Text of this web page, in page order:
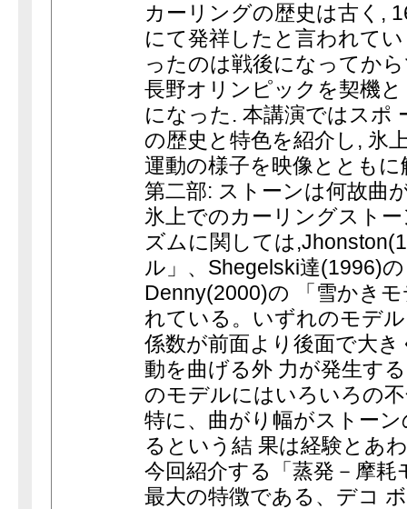
カーリングの歴史は古く,
にて発祥したと言われて
ったのは戦後になってか
長野オリンピックを契機
になった. 本講演ではスポ
の歴史と特色を紹介し, 氷
運動の様子を映像とともに
第二部: ストーンは何故曲
氷上でのカーリングスト
ズムに関しては
ル」、Shegelski達(1996)
Denny(2000)の 「雪かき
れている。いずれのモデ
係数が前面より後面で大
動を曲げる外 力が発生す
のモデルにはいろいろの
特に、曲がり幅がストー
るという結 果は経験とあ
今回紹介する「蒸発－摩
最大の特徴である、デコ